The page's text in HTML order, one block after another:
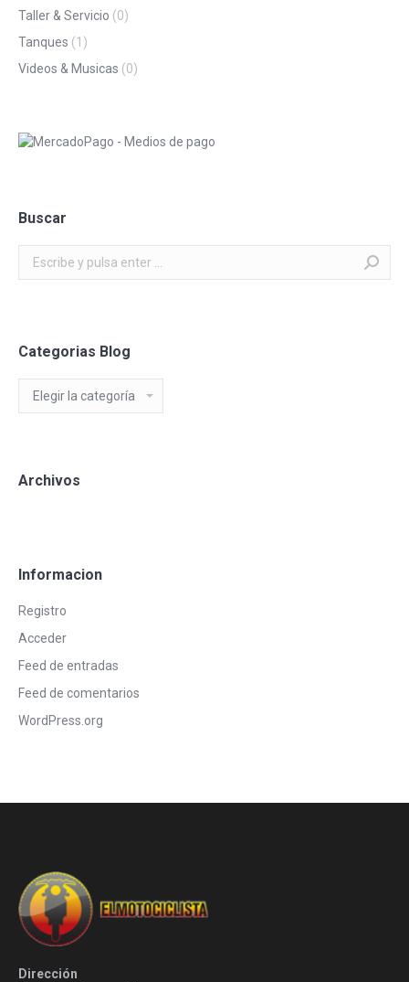
Taller & Servicio (0)
Tanques (1)
Videos & Musicas (0)
Buscar
Categorias Blog
Blog
Archivos
Informacion
Registro
Acceder
Feed de entradas
Feed de comentarios
WordPress.org
Dirección